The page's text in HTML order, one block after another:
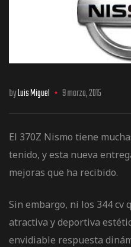
byLuis Miguel 9 marzo, 2015
El 370Z Nismo tiene
tenido, y esta nueva
mejoras que ha recibido.
Sin embargo, ni los 344 cv
atractiva y deportiva
envidiable respuesta
Racing